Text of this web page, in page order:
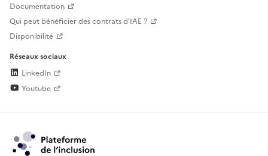
Documentation
Qui peut bénéficier des contrats d'IAE ?
Disponibilité
Réseaux sociaux
LinkedIn
Youtube